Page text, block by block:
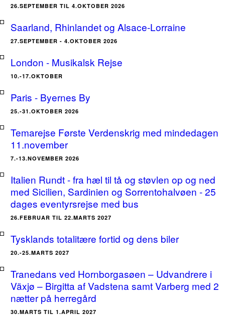
26.SEPTEMBER TIL 4.OKTOBER 2026
Saarland, Rhinlandet og Alsace-Lorraine
27.SEPTEMBER - 4.OKTOBER 2026
London - Musikalsk Rejse
10.-17.OKTOBER
Paris - Byernes By
25.-31.OKTOBER 2026
Temarejse Første Verdenskrig med mindedagen
11.november
7.-13.NOVEMBER 2026
Italien Rundt - fra hæl til tå og støvlen op og ned
med Sicilien, Sardinien og Sorrentohalvøen - 25
dages eventyrsrejse med bus
26.FEBRUAR TIL 22.MARTS 2027
Tysklands totalitære fortid og dens biler
20.-25.MARTS 2027
Tranedans ved Hornborgasøen – Udvandrere i
Växjø – Birgitta af Vadstena samt Varberg med 2
nætter på herregård
30.MARTS TIL 1.APRIL 2027